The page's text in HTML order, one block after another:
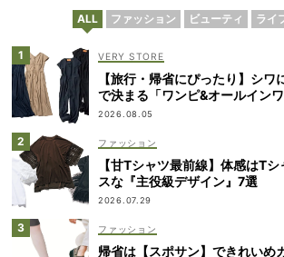
ALL ファッション ビューティ ライ
VERY STORE
【旅行・帰省にぴったり】シワ
で決まる「ワンピ&オールイン
2026.08.05
ファッション
【甘Tシャツ最前線】体感はT
スな『主役級デザイン』7選
2026.07.29
ファッション
帰省は【スポサン】できれいめ